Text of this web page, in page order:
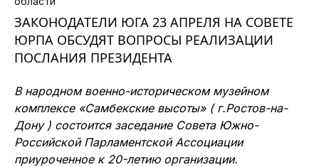
ЗАКОНОДАТЕЛИ ЮГА 23 АПРЕЛЯ НА СОВЕТЕ
ЮРПА ОБСУДЯТ ВОПРОСЫ РЕАЛИЗАЦИИ
ПОСЛАНИЯ ПРЕЗИДЕНТА
В народном военно-историческом музейном
комплексе «Самбекские высоты» ( г.Ростов-на-
Дону ) состоится заседание Совета Южно-
Российской Парламентской Ассоциации
приуроченное к 20-летию организации.